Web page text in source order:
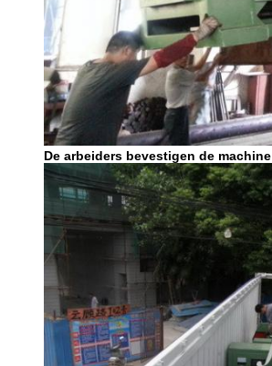
De arbeiders bevestigen de machine